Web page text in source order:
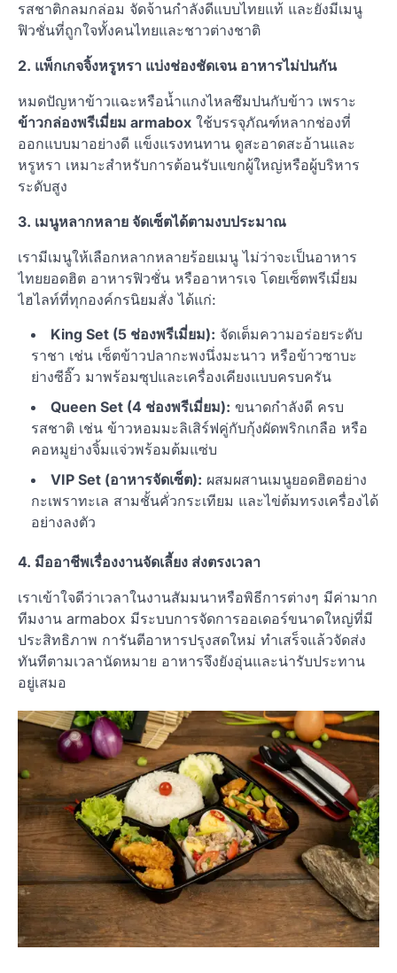
รสชาติกลมกล่อม จัดจ้านกำลังดีแบบไทยแท้ และยังมีเมนู
ฟิวชั่นที่ถูกใจทั้งคนไทยและชาวต่างชาติ
2. แพ็กเกจจิ้งหรูหรา แบ่งช่องชัดเจน อาหารไม่ปนกัน
หมดปัญหาข้าวแฉะหรือน้ำแกงไหลซึมปนกับข้าว เพราะ
ข้าวกล่องพรีเมี่ยม armabox ใช้บรรจุภัณฑ์หลากช่องที่
ออกแบบมาอย่างดี แข็งแรงทนทาน ดูสะอาดสะอ้านและ
หรูหรา เหมาะสำหรับการต้อนรับแขกผู้ใหญ่หรือผู้บริหาร
ระดับสูง
3. เมนูหลากหลาย จัดเซ็ตได้ตามงบประมาณ
เรามีเมนูให้เลือกหลากหลายร้อยเมนู ไม่ว่าจะเป็นอาหาร
ไทยยอดฮิต อาหารฟิวชั่น หรืออาหารเจ โดยเซ็ตพรีเมี่ยม
ไฮไลท์ที่ทุกองค์กรนิยมสั่ง ได้แก่:
King Set (5 ช่องพรีเมี่ยม): จัดเต็มความอร่อยระดับ
ราชา เช่น เซ็ตข้าวปลากะพงนึ่งมะนาว หรือข้าวซาบะ
ย่างซีอิ๊ว มาพร้อมซุปและเครื่องเคียงแบบครบครัน
Queen Set (4 ช่องพรีเมี่ยม): ขนาดกำลังดี ครบ
รสชาติ เช่น ข้าวหอมมะลิเสิร์ฟคู่กับกุ้งผัดพริกเกลือ หรือ
คอหมูย่างจิ้มแจ่วพร้อมต้มแซ่บ
VIP Set (อาหารจัดเซ็ต): ผสมผสานเมนูยอดฮิตอย่าง
กะเพราทะเล สามชั้นคั่วกระเทียม และไข่ต้มทรงเครื่องได้
อย่างลงตัว
4. มืออาชีพเรื่องงานจัดเลี้ยง ส่งตรงเวลา
เราเข้าใจดีว่าเวลาในงานสัมมนาหรือพิธีการต่างๆ มีค่ามาก
ทีมงาน armabox มีระบบการจัดการออเดอร์ขนาดใหญ่ที่มี
ประสิทธิภาพ การันตีอาหารปรุงสดใหม่ ทำเสร็จแล้วจัดส่ง
ทันทีตามเวลานัดหมาย อาหารจึงยังอุ่นและน่ารับประทาน
อยู่เสมอ